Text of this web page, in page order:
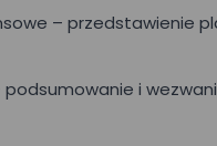
– przedstawienie
i